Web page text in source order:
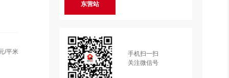
/平米
东营站
手机扫一扫
关注微信号